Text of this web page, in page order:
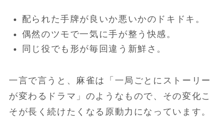
配られた手牌が良いか悪いかのドキドキ。
偶然のツモで一気に手が整う快感。
同じ役でも形が毎回違う新鮮さ。
一言で言うと、麻雀は「一局ごとにストーリー
が変わるドラマ」のようなもので、その変化こ
そが長く続けたくなる原動力になっています。